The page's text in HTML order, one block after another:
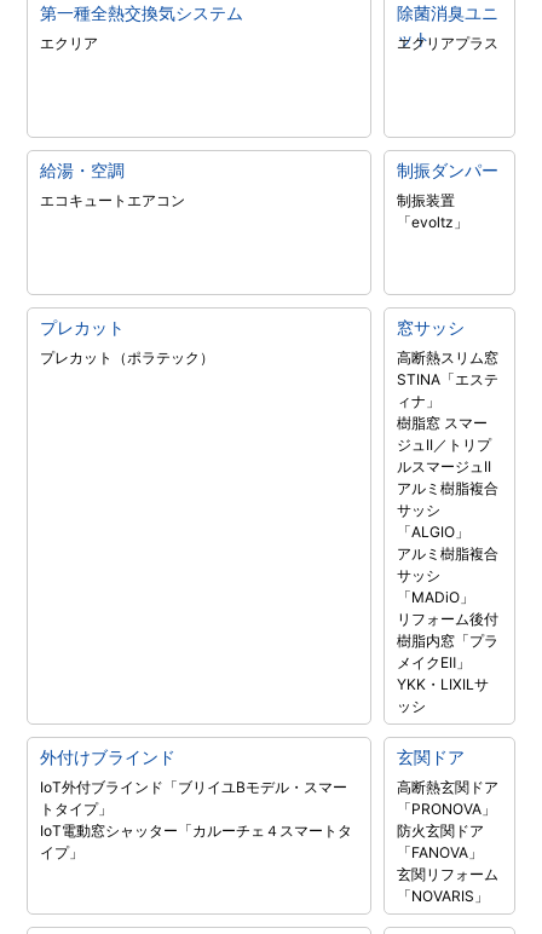
第一種全熱交換気システム
エクリア
除菌消臭ユニ
ット
エクリアプラス
給湯・空調
エコキュート エアコン
制振ダンパー
制振装置
「evoltz」
プレカット
プレカット（ポラテック）
窓サッシ
高断熱スリム窓
STINA「エステ
ィナ」
樹脂窓 スマー
ジュII／トリプ
ルスマージュII
アルミ樹脂複合
サッシ
「ALGIO」
アルミ樹脂複合
サッシ
「MADiO」
リフォーム後付
樹脂内窓「プラ
メイクEⅡ」
YKK・LIXILサ
ッシ
外付けブラインド
IoT外付ブラインド「ブリイユBモデル・スマー
トタイプ」
IoT電動窓シャッター「カルーチェ４スマートタ
イプ」
玄関ドア
高断熱玄関ドア
「PRONOVA」
防火玄関ドア
「FANOVA」
玄関リフォーム
「NOVARIS」